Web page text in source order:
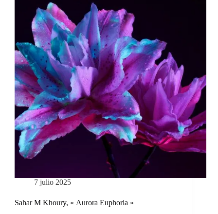
7 julio 2025
Sahar M Khoury, « Aurora Euphoria »